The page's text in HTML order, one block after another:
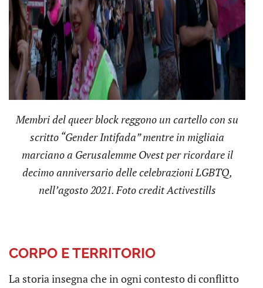
Membri del queer block reggono un cartello con su
scritto “Gender Intifada” mentre in migliaia
marciano a Gerusalemme Ovest per ricordare il
decimo anniversario delle celebrazioni LGBTQ,
nell’agosto 2021. Foto credit Activestills
CORPO E TERRITORIO
La storia insegna che in ogni contesto di conflitto